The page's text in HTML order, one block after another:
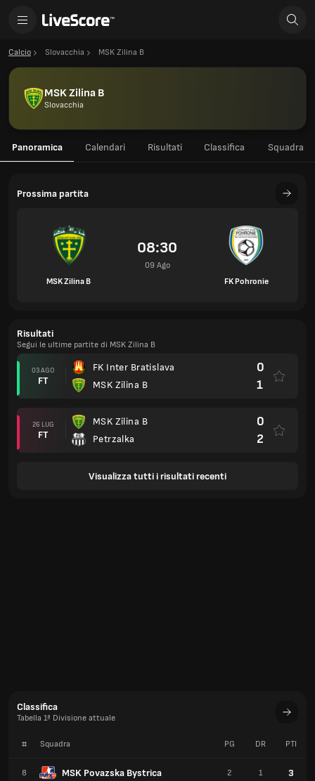
Calcio Slovacchia MSK Zilina B
MSK Zilina B
Slovacchia
Panoramica Calendari Risultati Classifica Squadra
Prossima partita
MSK Zilina B
08:30
09 Ago
FK Pohronie
Risultati
Segui le ultime partite di MSK Zilina B
03 AGO
FT
FK Inter Bratislava
MSK Zilina B
0
1
26 LUG
FT
MSK Zilina B
Petrzalka
0
2
Visualizza tutti i risultati recenti
Classifica
Tabella 1ª Divisione attuale
# Squadra
8 MSK Povazska Bystrica
PG DR PTI
2 1 3